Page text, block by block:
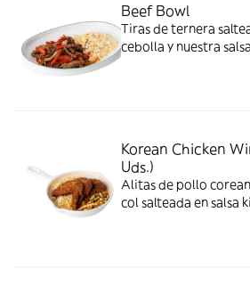
Beef Bowl
Tiras de ternera
cebolla y nuestra
Korean Chicken
Uds.)
Alitas de pollo
col salteada en salsa